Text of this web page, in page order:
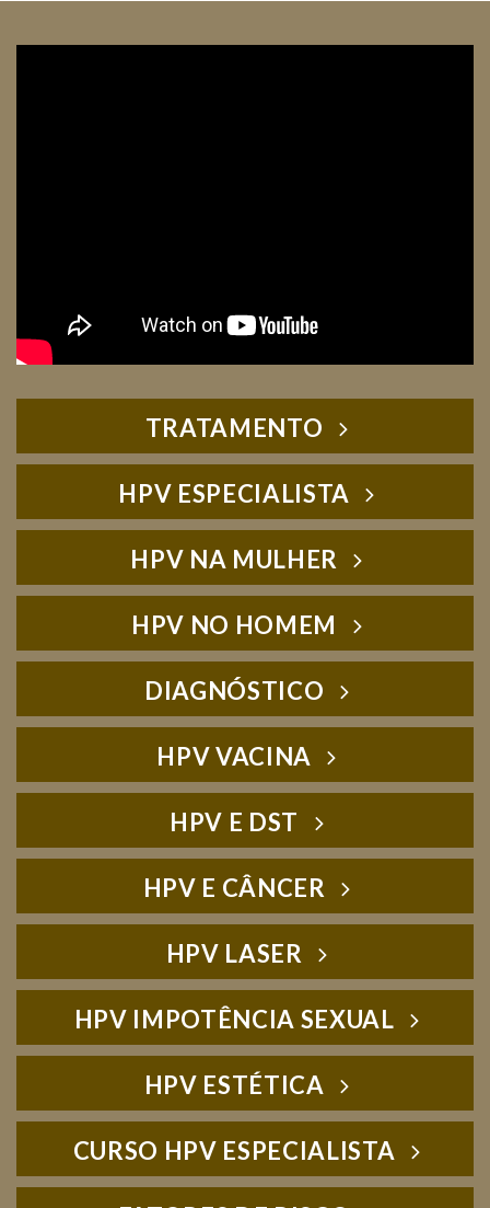
TRATAMENTO
HPV ESPECIALISTA
HPV NA MULHER
HPV NO HOMEM
DIAGNÓSTICO
HPV VACINA
HPV E DST
HPV E CÂNCER
HPV LASER
HPV IMPOTÊNCIA SEXUAL
HPV ESTÉTICA
CURSO HPV ESPECIALISTA